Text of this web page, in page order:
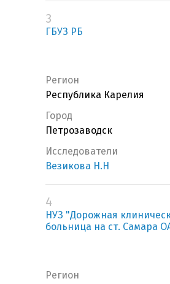
3
ГБУЗ РБ
Регион
Республика Карелия
Город
Петрозаводск
Исследователи
Везикова Н.Н
4
НУЗ "Дорожная
больница на ст. Самара
Регион